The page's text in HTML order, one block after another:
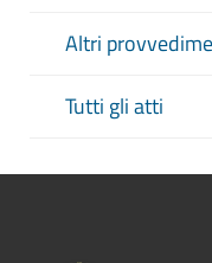
Altri
Tutti gli atti